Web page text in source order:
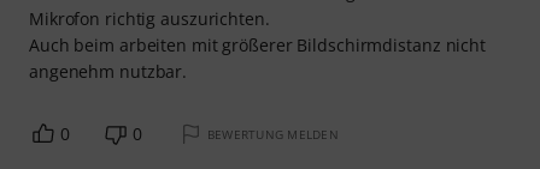
Mikrofon richtig auszurichten.
Auch beim arbeiten mit größerer Bildschirmdistanz nicht
angenehm nutzbar.
0 0 BEWERTUNG MELDEN